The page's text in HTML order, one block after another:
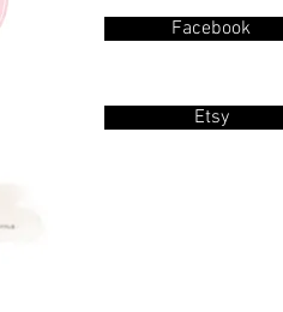
Facebook
Etsy